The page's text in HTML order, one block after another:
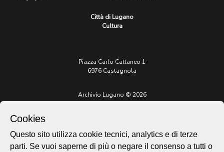
Città di Lugano
Cultura
Piazza Carlo Cattaneo 1
6976 Castagnola
Archivio Lugano © 2026
Sito istituzionale:
Cookies
Questo sito utilizza cookie tecnici, analytics e di terze
parti. Se vuoi saperne di più o negare il consenso a tutti o